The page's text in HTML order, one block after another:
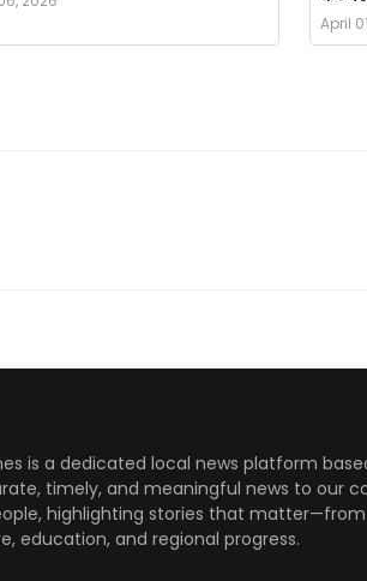
April
is a dedicated local news platform
timely, and meaningful news to our
highlighting stories that
education, and regional progress.